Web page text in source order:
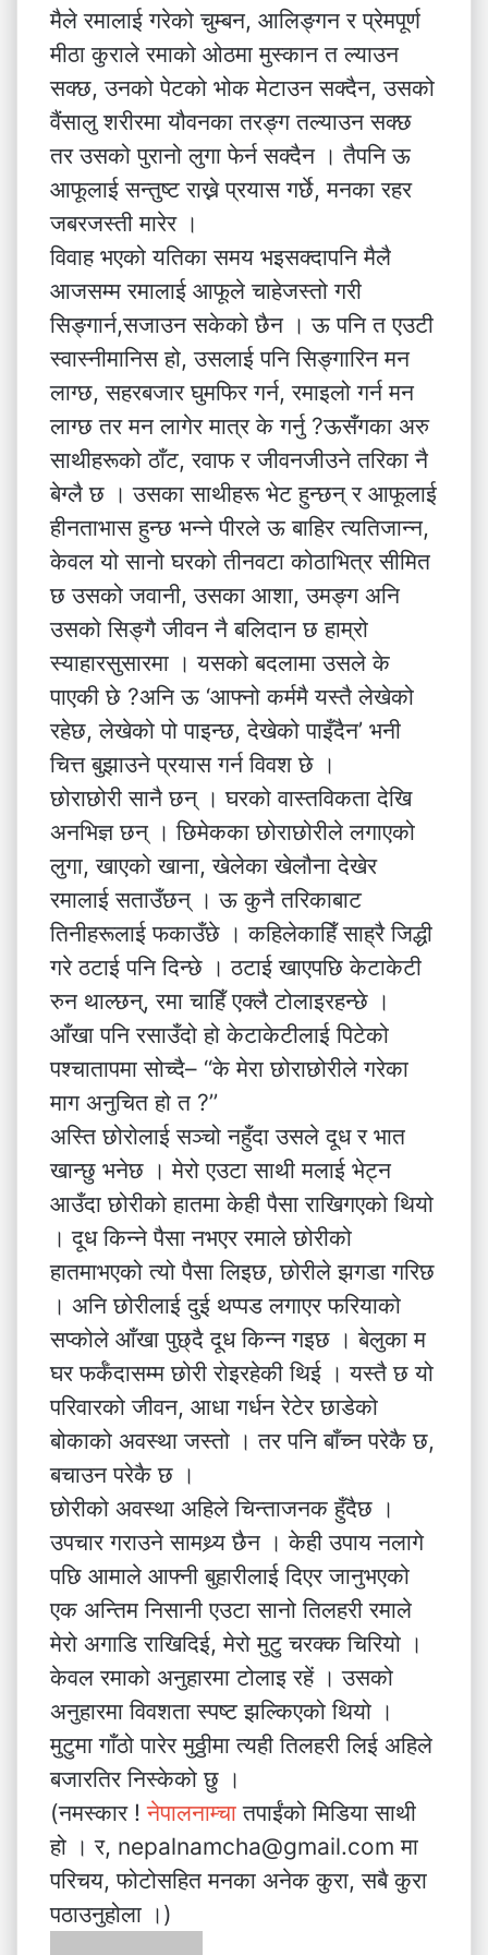
मैले रमालाई गरेको चुम्बन, आलिङ्गन र प्रेमपूर्ण
मीठा कुराले रमाको ओठमा मुस्कान त ल्याउन
सक्छ, उनको पेटको भोक मेटाउन सक्दैन, उसको
वैंसालु शरीरमा यौवनका तरङ्ग तल्याउन सक्छ
तर उसको पुरानो लुगा फेर्न सक्दैन । तैपनि ऊ
आफूलाई सन्तुष्ट राख्ने प्रयास गर्छे, मनका रहर
जबरजस्ती मारेर ।
विवाह भएको यतिका समय भइसक्दापनि मैलै
आजसम्म रमालाई आफूले चाहेजस्तो गरी
सिङ्गार्न,सजाउन सकेको छैन । ऊ पनि त एउटी
स्वास्नीमानिस हो, उसलाई पनि सिङ्गारिन मन
लाग्छ, सहरबजार घुमफिर गर्न, रमाइलो गर्न मन
लाग्छ तर मन लागेर मात्र के गर्नु ?ऊसँगका अरु
साथीहरूको ठाँट, रवाफ र जीवनजीउने तरिका नै
बेग्लै छ । उसका साथीहरू भेट हुन्छन् र आफूलाई
हीनताभास हुन्छ भन्ने पीरले ऊ बाहिर त्यतिजान्न,
केवल यो सानो घरको तीनवटा कोठाभित्र सीमित
छ उसको जवानी, उसका आशा, उमङ्ग अनि
उसको सिङ्गै जीवन नै बलिदान छ हाम्रो
स्याहारसुसारमा । यसको बदलामा उसले के
पाएकी छे ?अनि ऊ ‘आफ्नो कर्ममै यस्तै लेखेको
रहेछ, लेखेको पो पाइन्छ, देखेको पाइँदैन’ भनी
चित्त बुझाउने प्रयास गर्न विवश छे ।
छोराछोरी सानै छन् । घरको वास्तविकता देखि
अनभिज्ञ छन् । छिमेकका छोराछोरीले लगाएको
लुगा, खाएको खाना, खेलेका खेलौना देखेर
रमालाई सताउँछन् । ऊ कुनै तरिकाबाट
तिनीहरूलाई फकाउँछे । कहिलेकाहिँ साह्रै जिद्धी
गरे ठटाई पनि दिन्छे । ठटाई खाएपछि केटाकेटी
रुन थाल्छन्, रमा चाहिँ एक्लै टोलाइरहन्छे ।
आँखा पनि रसाउँदो हो केटाकेटीलाई पिटेको
पश्चातापमा सोच्दै– ‘‘के मेरा छोराछोरीले गरेका
माग अनुचित हो त ?’’
अस्ति छोरोलाई सञ्चो नहुँदा उसले दूध र भात
खान्छु भनेछ । मेरो एउटा साथी मलाई भेट्न
आउँदा छोरीको हातमा केही पैसा राखिगएको थियो
। दूध किन्ने पैसा नभएर रमाले छोरीको
हातमाभएको त्यो पैसा लिइछ, छोरीले झगडा गरिछ
। अनि छोरीलाई दुई थप्पड लगाएर फरियाको
सप्कोले आँखा पुछ्दै दूध किन्न गइछ । बेलुका म
घर फर्कँदासम्म छोरी रोइरहेकी थिई । यस्तै छ यो
परिवारको जीवन, आधा गर्धन रेटेर छाडेको
बोकाको अवस्था जस्तो । तर पनि बाँच्न परेकै छ,
बचाउन परेकै छ ।
छोरीको अवस्था अहिले चिन्ताजनक हुँदैछ ।
उपचार गराउने सामथ्र्य छैन । केही उपाय नलागे
पछि आमाले आफ्नी बुहारीलाई दिएर जानुभएको
एक अन्तिम निसानी एउटा सानो तिलहरी रमाले
मेरो अगाडि राखिदिई, मेरो मुटु चरक्क चिरियो ।
केवल रमाको अनुहारमा टोलाइ रहें । उसको
अनुहारमा विवशता स्पष्ट झल्किएको थियो ।
मुटुमा गाँठो पारेर मुठ्ठीमा त्यही तिलहरी लिई अहिले
बजारतिर निस्केको छु ।
(नमस्कार !नेपालनाम्चातपाईंको मिडिया साथी
हो । र, nepalnamcha@gmail.com मा
परिचय, फोटोसहित मनका अनेक कुरा, सबै कुरा
पठाउनुहोला ।)